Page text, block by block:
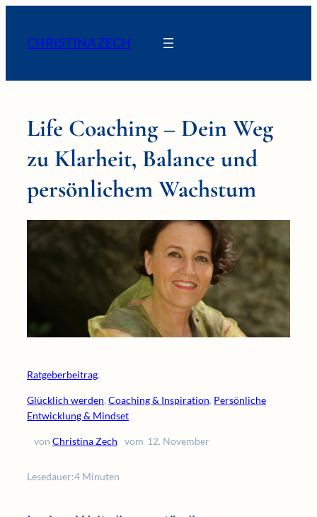
CHRISTINA ZECH
Life Coaching – Dein Weg
zu Klarheit, Balance und
persönlichem Wachstum
Ratgeberbeitrag,
Glücklich werden, Coaching & Inspiration, Persönliche
Entwicklung & Mindset
von Christina Zech vom 12. November
Lesedauer:4 Minuten